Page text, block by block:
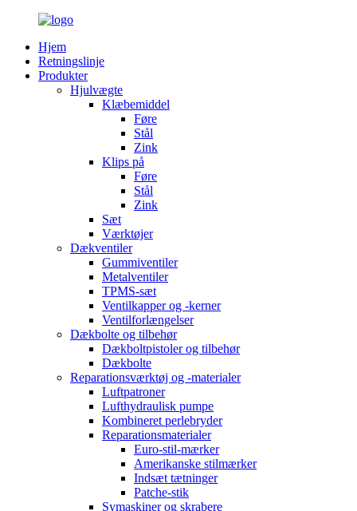
Hjem
Retningslinje
Produkter
Hjulvægte
Klæbemiddel
Føre
Stål
Zink
Klips på
Føre
Stål
Zink
Sæt
Værktøjer
Dækventiler
Gummiventiler
Metalventiler
TPMS-sæt
Ventilkapper og -kerner
Ventilforlængelser
Dækbolte og tilbehør
Dækboltpistoler og tilbehør
Dækbolte
Reparationsværktøj og -materialer
Luftpatroner
Lufthydraulisk pumpe
Kombineret perlebryder
Reparationsmaterialer
Euro-stil-mærker
Amerikanske stilmærker
Indsæt tætninger
Patche-stik
Symaskiner og skrabere